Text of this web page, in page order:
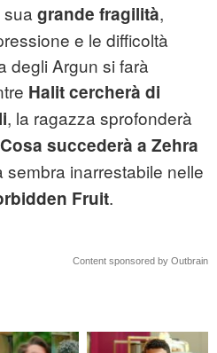
grande fragilità,
e le difficoltà
degli Argun si farà
Halit cercherà di
, la ragazza sprofonderà
Cosa succederà a Zehra
sembra inarrestabile nelle
Fruit.
Content sponsored by Outbrain